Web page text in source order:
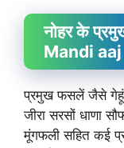
नोहर के
Mandi
प्रमुख फसलें जैसे गेहूं
जीरा सरसों धाणा
मूंगफली सहित कई